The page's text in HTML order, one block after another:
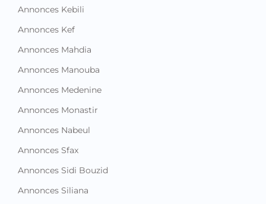
Annonces Kebili
Annonces Kef
Annonces Mahdia
Annonces Manouba
Annonces Medenine
Annonces Monastir
Annonces Nabeul
Annonces Sfax
Annonces Sidi Bouzid
Annonces Siliana